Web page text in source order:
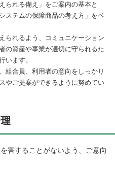
られる備え」をご案内の基本と
ステムの保障商品の考え方」をベ
られるよう、コミュニケーション
の資産や事業が適切に守られるた
います。
組合員、利用者の意向をしっかり
やご提案ができるように努めてい
害することがないよう、ご意向